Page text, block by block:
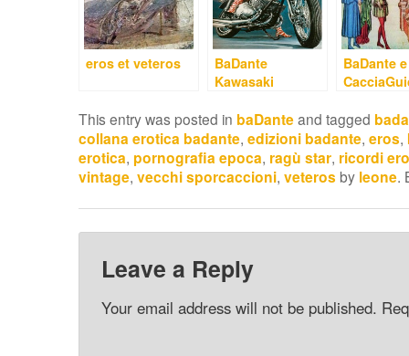
eros et veteros
BaDante
Kawasaki
BaDante e
This entry was posted in baDanteand tagged
collana erotica badante, edizioni badante, eros,
erotica, pornografia epoca, ragù star, ricordi
vintage, vecchi sporcaccioni, veteros by leone.
Leave a Reply
Your email address will not be published.